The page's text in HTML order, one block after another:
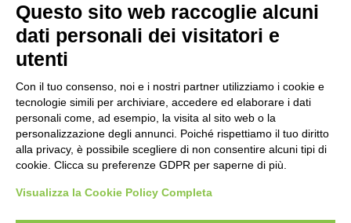
Amministrazione TrasparenteAlbo OnlineInvia una MAD
Privacy PolicyGDPRDichiarazione di accessibilità
Obiettivi di accessibilità
Seguici su:
Istituto Comprensivo Pino Torinese
via Molina, 21 - 10025 Pino Torinese (TO)
Telefono: +39 0118117260 - Email: toic85500g@istruzione.it -
PEC: toic85500g@pec.istruzione.it
Codice meccanografico: TOIC85500G - C.F. 90018790015 - Codice univoco
Questo sito web raccoglie alcuni
dati personali dei visitatori e
utenti
Con il tuo consenso, noi e i nostri partner utilizziamo i cookie e
tecnologie simili per archiviare, accedere ed elaborare i dati
personali come, ad esempio, la visita al sito web o la
personalizzazione degli annunci. Poiché rispettiamo il tuo diritto
alla privacy, è possibile scegliere di non consentire alcuni tipi di
cookie. Clicca su preferenze GDPR per saperne di più.
Visualizza la Cookie Policy Completa